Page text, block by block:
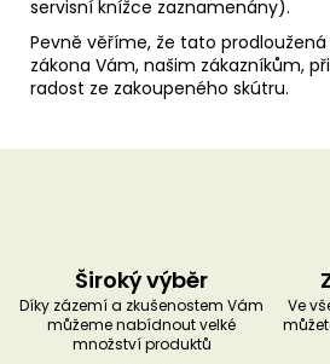
servisní knížce zaznamenány).
Pevně věříme, že tato
zákona Vám, našim zákazníkům,
radost ze zakoupeného skútru.
Široký výběr
Díky zázemí a zkušenostem Vám
můžeme nabídnout velké
množství produktů
Ve